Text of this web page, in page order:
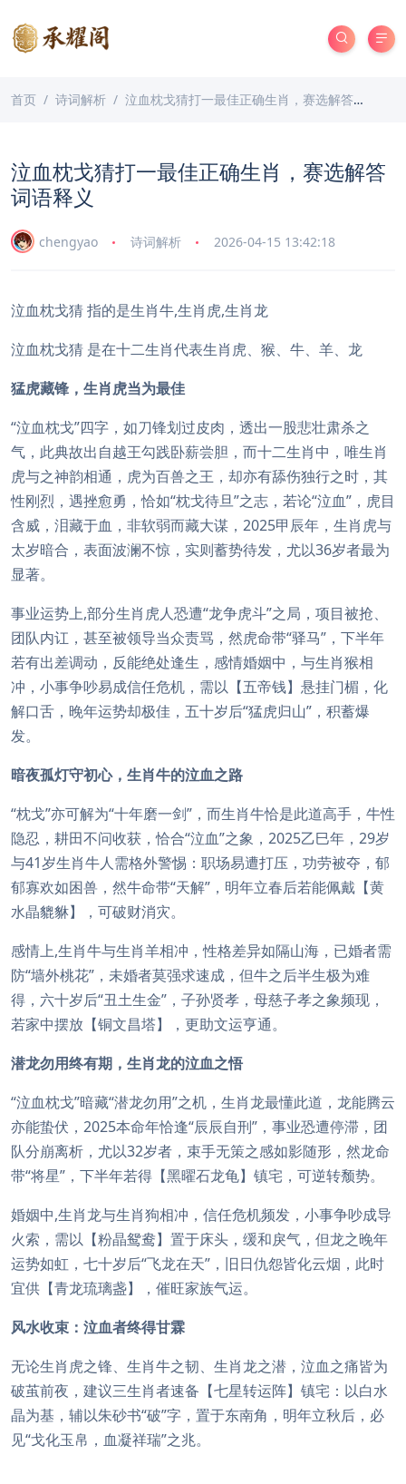
首页 诗词解析 泣血枕戈猜打一最佳正确生肖，赛选解答词语释义
泣血枕戈猜打一最佳正确生肖，赛选解答
词语释义
chengyao 诗词解析 2026-04-15 13:42:18
泣血枕戈猜 指的是生肖牛,生肖虎,生肖龙
泣血枕戈猜 是在十二生肖代表生肖虎、猴、牛、羊、龙
猛虎藏锋，生肖虎当为最佳
“泣血枕戈”四字，如刀锋划过皮肉，透出一股悲壮肃杀之
气，此典故出自越王勾践卧薪尝胆，而十二生肖中，唯生肖
虎与之神韵相通，虎为百兽之王，却亦有舔伤独行之时，其
性刚烈，遇挫愈勇，恰如“枕戈待旦”之志，若论“泣血”，虎目
含威，泪藏于血，非软弱而藏大谋，2025甲辰年，生肖虎与
太岁暗合，表面波澜不惊，实则蓄势待发，尤以36岁者最为
显著。
事业运势上,部分生肖虎人恐遭“龙争虎斗”之局，项目被抢、
团队内讧，甚至被领导当众责骂，然虎命带“驿马”，下半年
若有出差调动，反能绝处逢生，感情婚姻中，与生肖猴相
冲，小事争吵易成信任危机，需以【五帝钱】悬挂门楣，化
解口舌，晚年运势却极佳，五十岁后“猛虎归山”，积蓄爆
发。
暗夜孤灯守初心，生肖牛的泣血之路
“枕戈”亦可解为“十年磨一剑”，而生肖牛恰是此道高手，牛性
隐忍，耕田不问收获，恰合“泣血”之象，2025乙巳年，29岁
与41岁生肖牛人需格外警惕：职场易遭打压，功劳被夺，郁
郁寡欢如困兽，然牛命带“天解”，明年立春后若能佩戴【黄
水晶貔貅】，可破财消灾。
感情上,生肖牛与生肖羊相冲，性格差异如隔山海，已婚者需
防“墙外桃花”，未婚者莫强求速成，但牛之后半生极为难
得，六十岁后“丑土生金”，子孙贤孝，母慈子孝之象频现，
若家中摆放【铜文昌塔】，更助文运亨通。
潜龙勿用终有期，生肖龙的泣血之悟
“泣血枕戈”暗藏“潜龙勿用”之机，生肖龙最懂此道，龙能腾云
亦能蛰伏，2025本命年恰逢“辰辰自刑”，事业恐遭停滞，团
队分崩离析，尤以32岁者，束手无策之感如影随形，然龙命
带“将星”，下半年若得【黑曜石龙龟】镇宅，可逆转颓势。
婚姻中,生肖龙与生肖狗相冲，信任危机频发，小事争吵成导
火索，需以【粉晶鸳鸯】置于床头，缓和戾气，但龙之晚年
运势如虹，七十岁后“飞龙在天”，旧日仇怨皆化云烟，此时
宜供【青龙琉璃盏】，催旺家族气运。
风水收束：泣血者终得甘霖
无论生肖虎之锋、生肖牛之韧、生肖龙之潜，泣血之痛皆为
破茧前夜，建议三生肖者速备【七星转运阵】镇宅：以白水
晶为基，辅以朱砂书“破”字，置于东南角，明年立秋后，必
见“戈化玉帛，血凝祥瑞”之兆。